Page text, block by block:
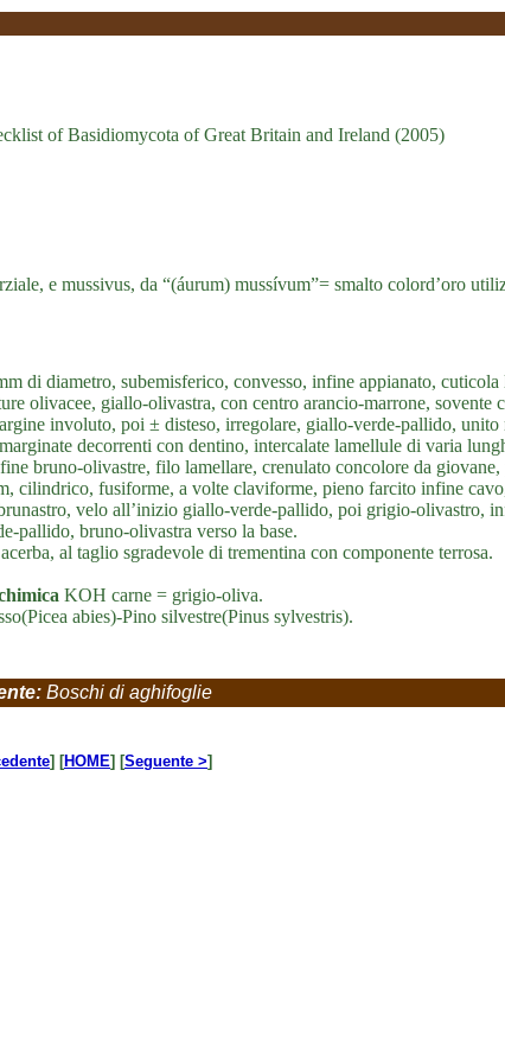
of Basidiomycota of Great Britain and Ireland (2005)
e mussivus, da “(áurum) mussívum”= smalto colord’oro
di diametro, subemisferico, convesso, infine appianato,
olivacee, giallo-olivastra, con centro arancio-marrone,
involuto, poi ± disteso, irregolare, giallo-verde-pallido,
decorrenti con dentino, intercalate lamellule di varia
bruno-olivastre, filo lamellare, crenulato concolore da
cilindrico, fusiforme, a volte claviforme, pieno farcito infine
velo all’inizio giallo-verde-pallido, poi grigio-olivastro,
pallido, bruno-olivastra verso la base.
al taglio sgradevole di trementina con componente terrosa.
KOH carne = grigio-oliva.
abies)-Pino silvestre(Pinus sylvestris).
Boschi di aghifoglie
] [HOME] [Seguente >]